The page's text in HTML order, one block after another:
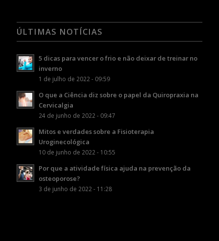
ÚLTIMAS NOTÍCIAS
5 dicas para vencer o frio e não deixar de treinar no
inverno
1 de julho de 2022 - 09:59
O que a Ciência diz sobre o papel da Quiropraxia na
Cervicalgia
24 de junho de 2022 - 09:47
Mitos e verdades sobre a Fisioterapia
Uroginecológica
10 de junho de 2022 - 10:55
Por que a atividade física ajuda na prevenção da
osteoporose?
3 de junho de 2022 - 11:28